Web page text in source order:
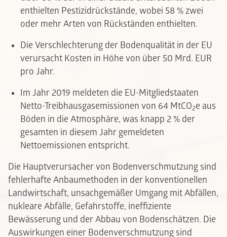
enthielten Pestizidrückstände, wobei 58 % zwei
oder mehr Arten von Rückständen enthielten.
Die Verschlechterung der Bodenqualität in der EU
verursacht Kosten in Höhe von über 50 Mrd. EUR
pro Jahr.
Im Jahr 2019 meldeten die EU-Mitgliedstaaten
Netto-Treibhausgasemissionen von 64 MtCO2e aus
Böden in die Atmosphäre, was knapp 2 % der
gesamten in diesem Jahr gemeldeten
Nettoemissionen entspricht.
Die Hauptverursacher von Bodenverschmutzung sind
fehlerhafte Anbaumethoden in der konventionellen
Landwirtschaft, unsachgemäßer Umgang mit Abfällen,
nukleare Abfälle, Gefahrstoffe, ineffiziente
Bewässerung und der Abbau von Bodenschätzen. Die
Auswirkungen einer Bodenverschmutzung sind